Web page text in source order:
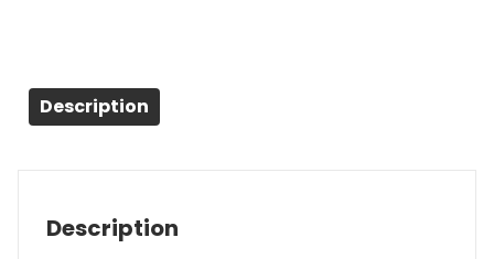
Description
Description